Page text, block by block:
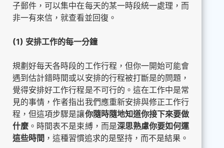
子郵件，可以集中在每天的某一時段統一處理，而
非一有來信，就查看並回復。
(1) 安排工作的每一分鐘
規劃好每天各時段的工作行程，但你一開始可能會
遇到估計錯時間或以安排的行程被打斷是的問題，
覺得安排好工作行程是不可行的。這在工作中是常
見的事情，作者指出我們應重新安排與修正工作行
程，但這項步驟是讓你隨時隨地知道你接下來要做
什麼 。時間表不是束縛，而是深思熟慮你要如何運
這些時間 ，這種習慣追求的是堅持，而不是結果。